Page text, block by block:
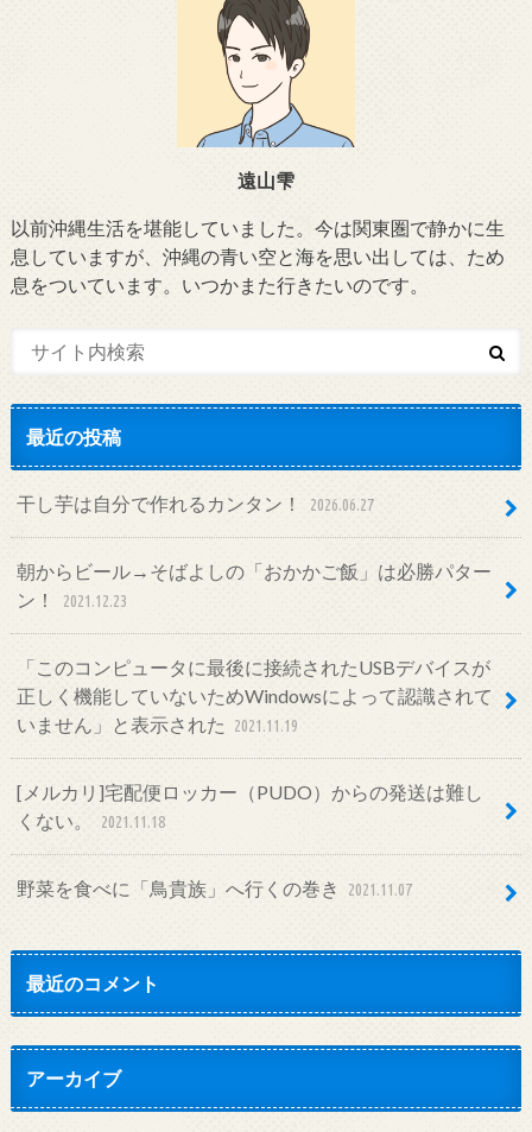
遠山雫
以前沖縄生活を堪能していました。今は関東圏で静かに生
息していますが、沖縄の青い空と海を思い出しては、ため
息をついています。いつかまた行きたいのです。
最近の投稿
干し芋は自分で作れるカンタン！ 2026.06.27
朝からビール→そばよしの「おかかご飯」は必勝パター
ン！
2021.12.23
「このコンピュータに最後に接続されたUSBデバイスが
正しく機能していないためWindowsによって認識されて
いません」と表示された
2021.11.19
[メルカリ]宅配便ロッカー（PUDO）からの発送は難し
くない。
2021.11.18
野菜を食べに「鳥貴族」へ行くの巻き 2021.11.07
最近のコメント
アーカイブ